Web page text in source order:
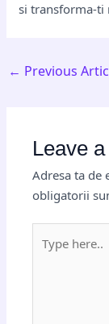
si transforma-ti
← Previous
Leave
Adresa ta de
obligatorii
here..